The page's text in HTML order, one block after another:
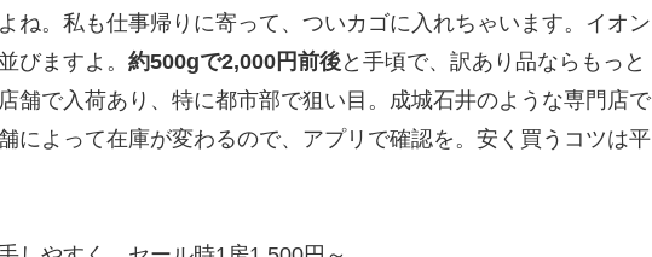
ね。私も仕事帰りに寄って、ついカゴに入れちゃいます。イオン
びますよ。 約500gで2,000円前後と手頃で、訳あり品ならもっと
舗で入荷あり、特に都市部で狙い目。成城石井のような専門店で
によって在庫が変わるので、アプリで確認を。安く買うコツは平